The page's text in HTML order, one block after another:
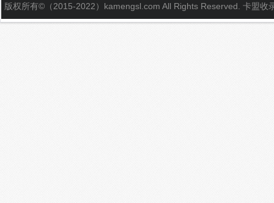
版权所有©（2015-2022）kamengsl.com All Rights Reserved. 卡盟收